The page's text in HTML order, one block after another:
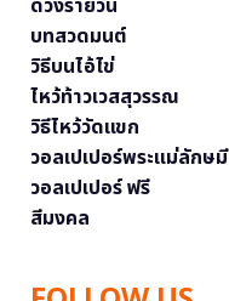
ดวงรายวัน
บทสวดมนต์
วิธีบนไอ้ไข่
ไหว้ท้าวเวสสุวรรณ
วิธีไหว้วัดแขก
วอลเปเปอร์พระแม่ลักษมี
วอลเปเปอร์ ฟรี
สีมงคล